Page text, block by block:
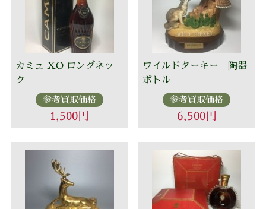
カミュ XO ロングネッ
ク
参考買取価格
1,500円
ワイルドターキー 陶器
ボトル
参考買取価格
6,500円